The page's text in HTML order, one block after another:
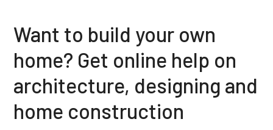
Want to build your own
home? Get online help on
architecture, designing and
home construction